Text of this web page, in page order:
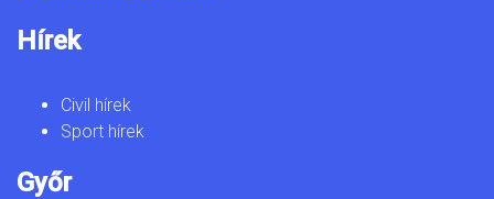
Hírek
Civil hírek
Sport hírek
Győr